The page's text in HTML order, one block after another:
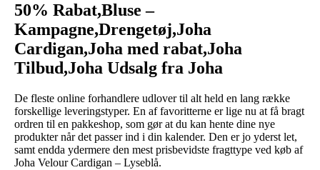
50% Rabat,Bluse –
Kampagne,Drengetøj,Joha
Cardigan,Joha med rabat,Joha
Tilbud,Joha Udsalg fra Joha
De fleste online forhandlere udlover til alt held en lang række
forskellige leveringstyper. En af favoritterne er lige nu at få bragt
ordren til en pakkeshop, som gør at du kan hente dine nye
produkter når det passer ind i din kalender. Den er jo yderst let,
samt endda ydermere den mest prisbevidste fragttype ved køb af
Joha Velour Cardigan – Lyseblå.